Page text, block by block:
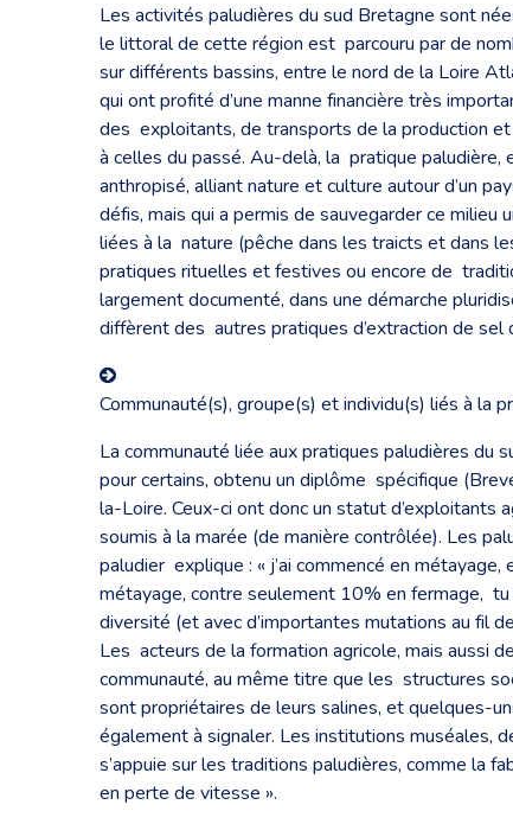
Les activités paludières du sud Bretagne sont
le littoral de cette région est parcouru par de
sur différents bassins, entre le nord de la Loire
qui ont profité d’une manne financière très
des exploitants, de transports de la production
à celles du passé. Au-delà, la pratique paludière,
anthropisé, alliant nature et culture autour d’un
défis, mais qui a permis de sauvegarder ce
liées à la nature (pêche dans les traicts et dans
pratiques rituelles et festives ou encore de
largement documenté, dans une démarche
diffèrent des autres pratiques d’extraction de
Communauté(s), groupe(s) et individu(s) liés à la
La communauté liée aux pratiques paludières
pour certains, obtenu un diplôme spécifique
la-Loire. Ceux-ci ont donc un statut d’exploitants
soumis à la marée (de manière contrôlée). Les
paludier explique : « j’ai commencé en
métayage, contre seulement 10% en fermage, tu
diversité (et avec d’importantes mutations au fil
Les acteurs de la formation agricole, mais aussi
communauté, au même titre que les structures
sont propriétaires de leurs salines, et quelques-
également à signaler. Les institutions muséales,
s’appuie sur les traditions paludières, comme la
en perte de vitesse ».